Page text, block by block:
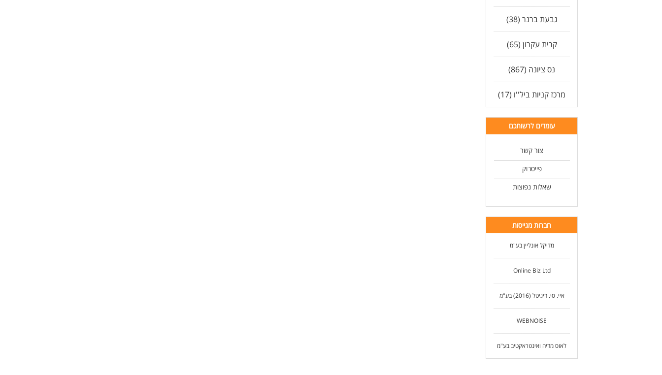
גבעת ברנר (38)
קרית עקרון (65)
נס ציונה (867)
מרכז קניות ביל''ו (17)
עומדים לרשותכם
צור קשר
פייסבוק
שאלות נפוצות
חברות מגייסות
מדיקל אונליין בע"מ
Online Biz Ltd
איי. סי. דיגיטל (2016) בע"מ
WEBNOISE
לאוס מדיה ואינטראקטיב בע"מ